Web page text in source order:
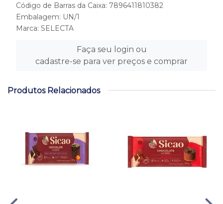
Código de Barras da Caixa: 7896411810382
Embalagem: UN/1
Marca: SELECTA
Faça seu login ou
cadastre-se para ver preços e comprar
Produtos Relacionados